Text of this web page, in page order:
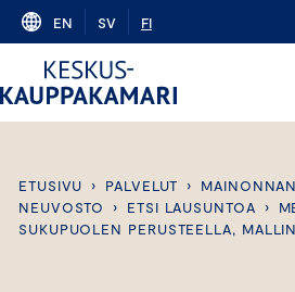
Skip
content
EN SV FI
ETUSIVU › PALVELUT ›
NEUVOSTO
› ETSI LAUSUNTOA ›
SUKUPUOLEN PERUSTEELLA,